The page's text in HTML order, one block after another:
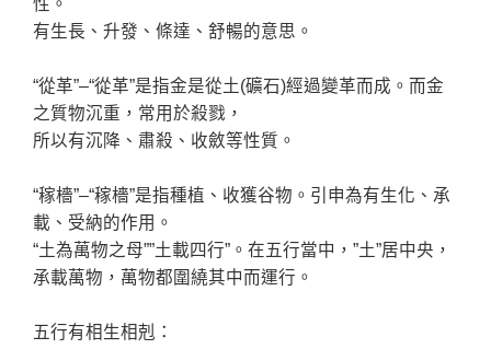
性。
有生長、升發、條達、舒暢的意思。
“從革”–“從革”是指金是從土(礦石)經過變革而成。而金
之質物沉重，常用於殺戮，
所以有沉降、肅殺、收斂等性質。
“稼檣”–“稼檣”是指種植、收獲谷物。引申為有生化、承
載、受納的作用。
“土為萬物之母””土載四行”。在五行當中，”土”居中央，
承載萬物，萬物都圍繞其中而運行。
五行有相生相剋：